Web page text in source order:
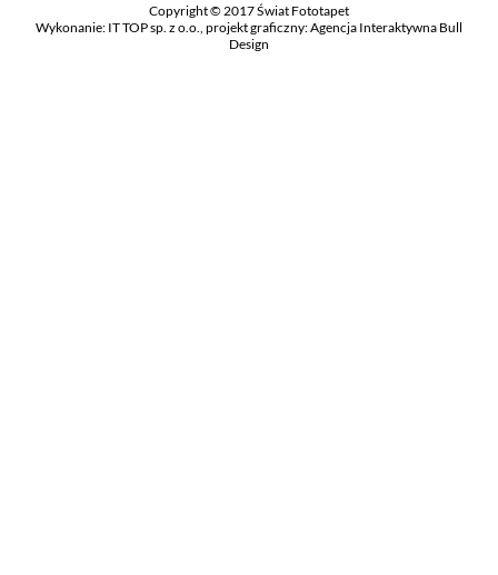
Copyright © 2017 Świat Fototapet
Wykonanie: IT TOP sp. z o.o. , projekt graficzny:Agencja Interaktywna Bull
Design